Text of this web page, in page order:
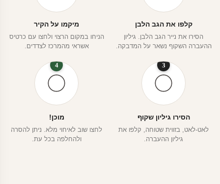
קלפו את הגב הלבן
הסירו את נייר הגב הלבן. גיליון
ההעברה השקוף נשאר על המדבקה.
מיקמו על הקיר
הניחו במקום הרצוי ולחצו עם כרטיס
אשראי מהמרכז לצדדים.
3
הסירו גיליון שקוף
לאט-לאט, בזווית שטוחה, קלפו את
גיליון ההעברה.
4
מוכן!
לחצו שוב לאיחוי מלא. ניתן להסרה
ולהחלפה בכל עת.